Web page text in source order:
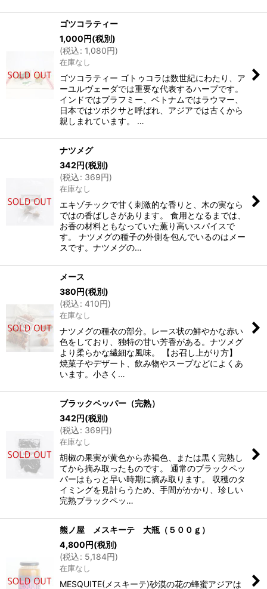
ゴツコラティー
1,000円(税別)
(税込: 1,080円)
在庫なし
ゴツコラティー ゴトゥコラは数世紀にわたり、ア
ーユルヴェーダでは重要な代表するハーブです。
インドではブラフミー、ベトナムではラウマー、
日本ではツボクサと呼ばれ、アジアでは古くから
親しまれています。 …
ナツメグ
342円(税別)
(税込: 369円)
在庫なし
エキゾチックで甘く刺激的な香りと、木の実なら
ではの香ばしさがあります。 食用となるまでは、
お香の材料ともなっていた薫り高いスパイスで
す。 ナツメグの種子の外側を包んでいるのはメー
スです。ナツメグの…
メース
380円(税別)
(税込: 410円)
在庫なし
ナツメグの種衣の部分。レース状の鮮やかな赤い
色をしており、独特の甘い芳香がある。ナツメグ
より柔らかな繊細な風味。 【お召し上がり方】
焼菓子やデザート、飲み物やスープなどによくあ
います。小さく…
ブラックペッパー（完熟）
342円(税別)
(税込: 369円)
在庫なし
胡椒の果実が黄色から赤褐色、または黒く完熟し
てから摘み取ったものです。 通常のブラックペッ
パーはもっと早い時期に摘み取ります。 収穫のタ
イミングを見計らうため、手間がかかり、珍しい
完熟ブラックペッ…
熊ノ屋 メスキーテ 大瓶（５００ｇ）
4,800円(税別)
(税込: 5,184円)
在庫なし
MESQUITE(メスキーテ)砂漠の花の蜂蜜アジアは